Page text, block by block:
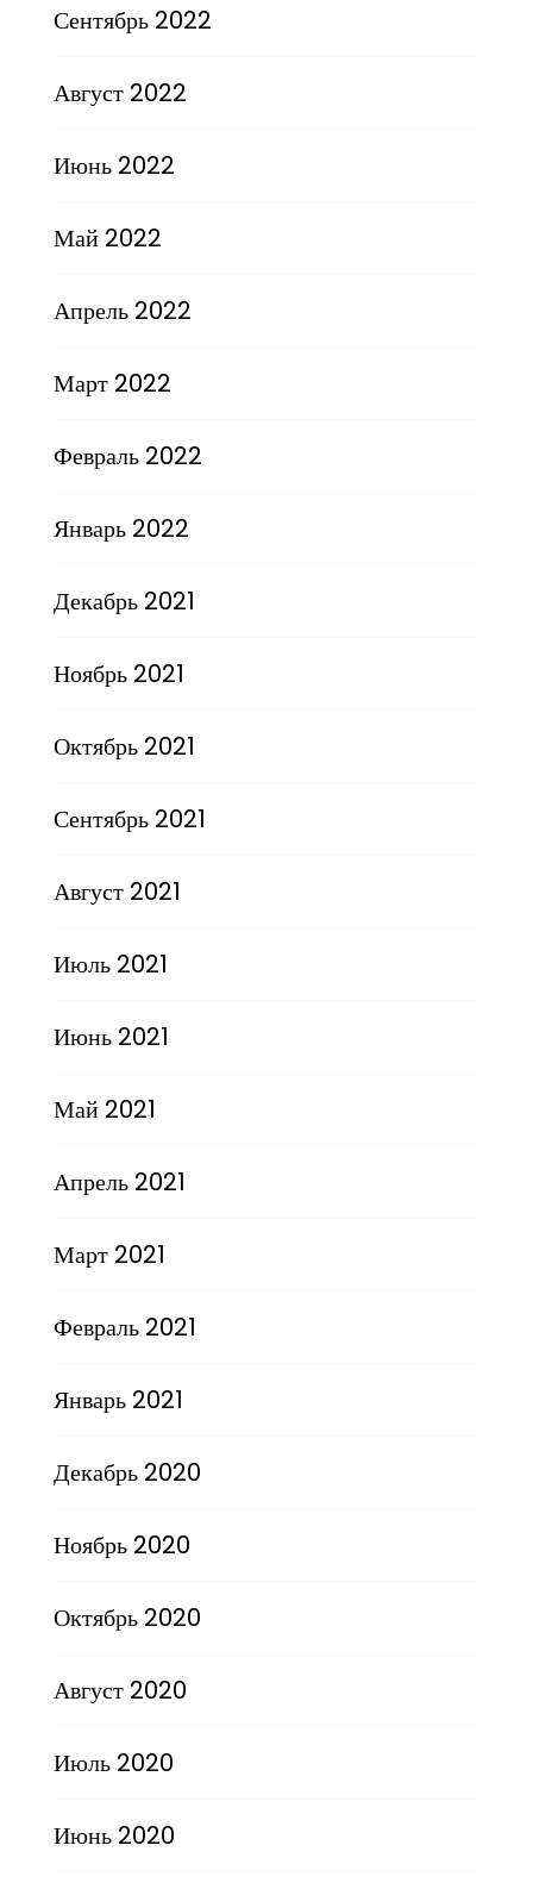
Сентябрь 2022
Август 2022
Июнь 2022
Май 2022
Апрель 2022
Март 2022
Февраль 2022
Январь 2022
Декабрь 2021
Ноябрь 2021
Октябрь 2021
Сентябрь 2021
Август 2021
Июль 2021
Июнь 2021
Май 2021
Апрель 2021
Март 2021
Февраль 2021
Январь 2021
Декабрь 2020
Ноябрь 2020
Октябрь 2020
Август 2020
Июль 2020
Июнь 2020